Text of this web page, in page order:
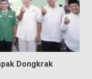
Dongkrak